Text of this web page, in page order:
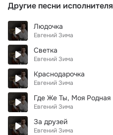
Другие песни исполнителя
Людочка
Евгений Зима
Светка
Евгений Зима
Краснодарочка
Евгений Зима
Где Же Ты, Моя Родная
Евгений Зима
За друзей
Евгений Зима